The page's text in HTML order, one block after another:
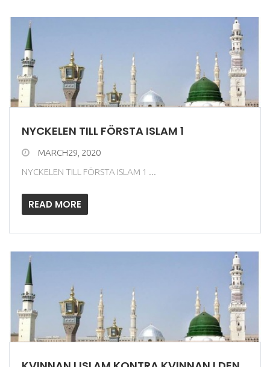
NYCKELEN TILL FÖRSTA ISLAM 1
MARCH29, 2020
NYCKELEN TILL FÖRSTA ISLAM 1 ...
READ MORE